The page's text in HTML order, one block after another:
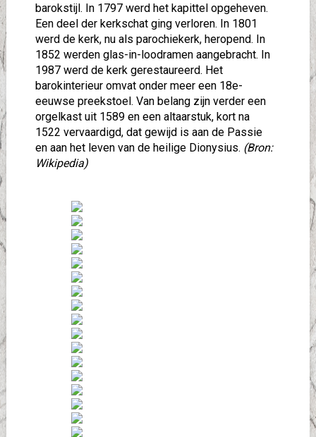
barokstijl. In 1797 werd het kapittel opgeheven.
Een deel der kerkschat ging verloren. In 1801
werd de kerk, nu als parochiekerk, heropend. In
1852 werden glas-in-loodramen aangebracht. In
1987 werd de kerk gerestaureerd. Het
barokinterieur omvat onder meer een 18e-
eeuwse preekstoel. Van belang zijn verder een
orgelkast uit 1589 en een altaarstuk, kort na
1522 vervaardigd, dat gewijd is aan de Passie
en aan het leven van de heilige Dionysius. (Bron:
Wikipedia)